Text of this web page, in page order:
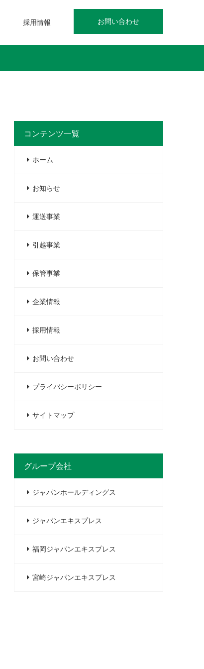
お問い合わせ
採用情報
コンテンツ一覧
ホーム
お知らせ
運送事業
引越事業
保管事業
企業情報
採用情報
お問い合わせ
プライバシーポリシー
サイトマップ
グループ会社
ジャパンホールディングス
ジャパンエキスプレス
福岡ジャパンエキスプレス
宮崎ジャパンエキスプレス